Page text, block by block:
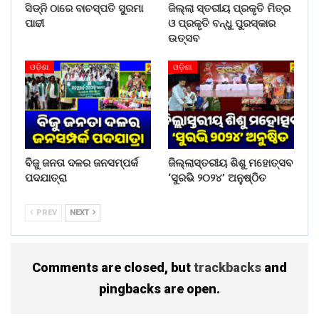
ବେଳେ ଡ୍ରାଇଭରଙ୍କ ଅସାବଧାନତା କାରଣରୁ ଦୁର୍ଘଟଣାର ଶିକାର
ହୋଇଥିଲା ।
WhatsApp
ସିଡ୍‌ନି ଠାରେ ବାଚସ୍ପତି ସୁରମା
ପାଢୀ
ଜିଲ୍ଲା ସ୍ତରୀୟ ପ୍ରକୃତି ମିତ୍ର
ଓ ପ୍ରକୃତି ବନ୍ଧୁ ପୁରସ୍କାର
ଉତ୍ସବ
ଓଡ଼ିଶା
ବିଜୁ ଜନତା ଦଳର ଜନସମ୍ପର୍କ
ପଦଯାତ୍ରା
ଓଡ଼ିଶା
ଜିଲ୍ଲାସ୍ତରୀୟ ଶିଶୁ ମହୋତ୍ସବ
‘ସୁରଭି ୨୦୨୪’ ଅନୁଷ୍ଠିତ
PREV NEXT
Comments are closed, buttrackbacks and
pingbacks are open.